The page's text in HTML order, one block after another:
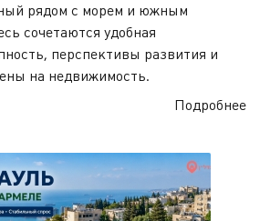
рядом с морем и южным
сочетаются удобная
перспективы развития и
на недвижимость.
Подробнее